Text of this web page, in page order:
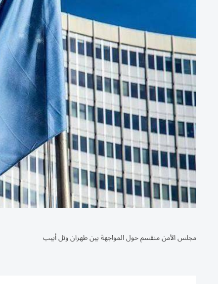
مجلس الأمن منقسم حول المواجهة بين طهران وتل أبيب